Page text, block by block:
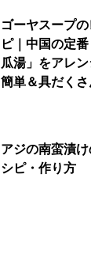
ゴーヤスープ
ピ｜中国の定
瓜湯」をアレン
簡単＆具だくさ
アジの南蛮漬け
シピ・作り方